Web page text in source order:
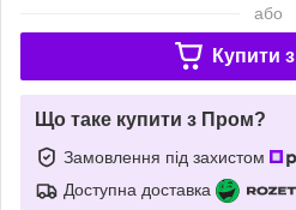
або
Купити з
Що таке купити з Пром?
Замовлення під захистом
Доступна доставка